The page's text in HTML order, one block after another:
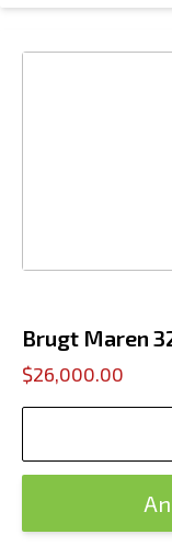
Brugt Maren
$26,000.00